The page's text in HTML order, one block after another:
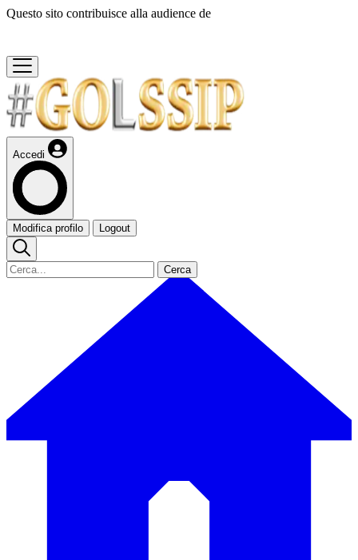
Questo sito contribuisce alla audience de
Accedi
Modifica profilo Logout
Cerca